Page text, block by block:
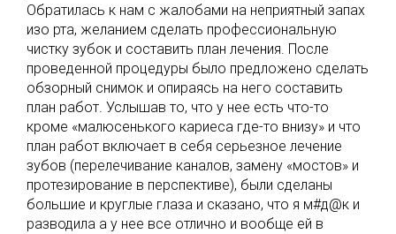
Обратилась к нам с жалобами на неприятный запах
изо рта, желанием сделать профессиональную
чистку зубок и составить план лечения. После
проведенной процедуры было предложено сделать
обзорный снимок и опираясь на него составить
план работ. Услышав то, что у нее есть что-то
кроме «малюсенького кариеса где-то внизу» и что
план работ включает в себя серьезное лечение
зубов (перелечивание каналов, замену «мостов» и
протезирование в перспективе), были сделаны
большие и круглые глаза и сказано, что я м#д@к и
разводила а у нее все отлично и вообще ей в